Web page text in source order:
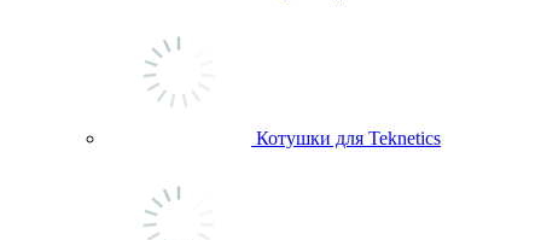
Котушки для Teknetics